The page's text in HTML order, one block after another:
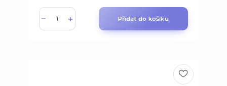
Přidat do košíku